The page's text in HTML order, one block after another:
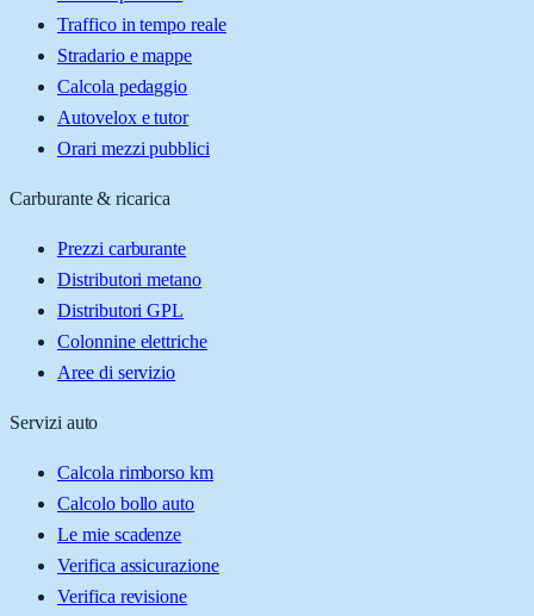
Traffico in tempo reale
Stradario e mappe
Calcola pedaggio
Autovelox e tutor
Orari mezzi pubblici
Carburante & ricarica
Prezzi carburante
Distributori metano
Distributori GPL
Colonnine elettriche
Aree di servizio
Servizi auto
Calcola rimborso km
Calcolo bollo auto
Le mie scadenze
Verifica assicurazione
Verifica revisione